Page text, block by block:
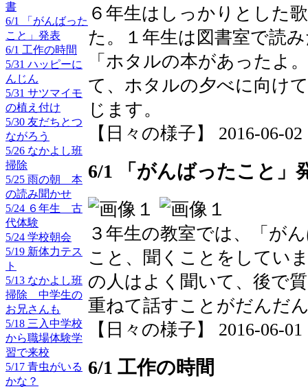
書
6/1 「がんばった
こと」発表
6/1 工作の時間
5/31 ハッピーに
んじん
5/31 サツマイモ
の植え付け
5/30 友だちとつ
ながろう
5/26 なかよし班
掃除
5/25 雨の朝 本
の読み聞かせ
5/24 ６年生 古
代体験
5/24 学校朝会
5/19 新体力テス
ト
5/13 なかよし班
掃除 中学生の
お兄さんも
5/18 三入中学校
から職場体験学
習で来校
5/17 青虫がいる
かな？
６年生はしっかりとした
た。１年生は図書室で読
「ホタルの本があったよ
て、ホタルの夕べに向け
じます。
【日々の様子】 2016-06-
6/1 「がんばったこと」
３年生の教室では、「が
こと、聞くことをしてい
の人はよく聞いて、後で
重ねて話すことがだんだ
【日々の様子】 2016-06-
6/1 工作の時間